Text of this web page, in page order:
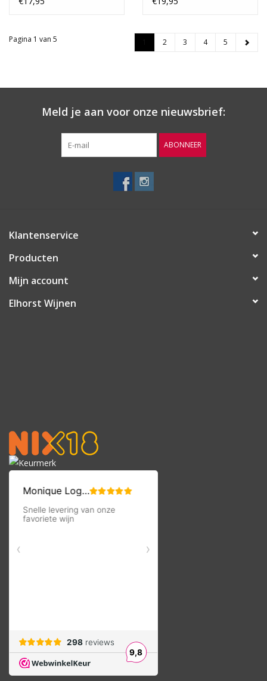
Pagina 1 van 5 2 3 4 5
Meld je aan voor onze nieuwsbrief:
ABONNEER
Klantenservice
Producten
Mijn account
Elhorst Wijnen